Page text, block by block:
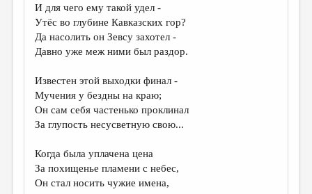
И для чего ему такой удел -
Утёс во глубине Кавказских гор?
Да насолить он Зевсу захотел -
Давно уже меж ними был раздор.
Известен этой выходки финал -
Мучения у бездны на краю;
Он сам себя частенько проклинал
За глупость несусветную свою...
Когда была уплачена цена
За похищенье пламени с небес,
Он стал носить чужие имена,